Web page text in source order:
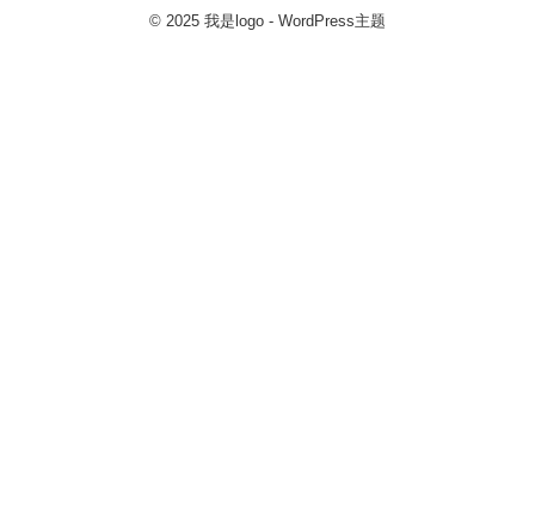
© 2025 我是logo- WordPress主题